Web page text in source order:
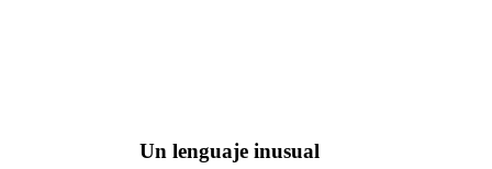
Un lenguaje inusual